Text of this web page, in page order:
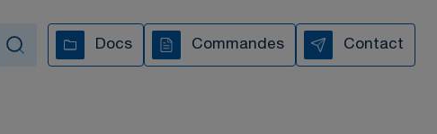
Nous vous accompagnons à
chaque étape
Docs Commandes Contact